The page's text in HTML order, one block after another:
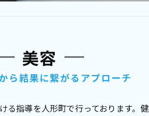
美容
ら結果に繋がるアプローチ
指導を人形町で行っております。